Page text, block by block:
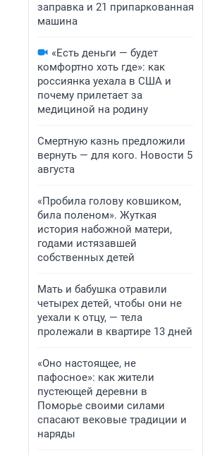
заправка и 21 припаркованная
машина
«Есть деньги — будет
комфортно хоть где»: как
россиянка уехала в США и
почему прилетает за
медициной на родину
Смертную казнь предложили
вернуть — для кого. Новости 5
августа
«Пробила голову ковшиком,
била поленом». Жуткая
история набожной матери,
годами истязавшей
собственных детей
Мать и бабушка отравили
четырех детей, чтобы они не
уехали к отцу, — тела
пролежали в квартире 13 дней
«Оно настоящее, не
пафосное»: как жители
пустеющей деревни в
Поморье своими силами
спасают вековые традиции и
наряды